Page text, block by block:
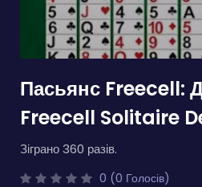
Пасьянс Freecell:
Freecell Solitaire
Зіграно 360 разів.
0 (0 Голосів)